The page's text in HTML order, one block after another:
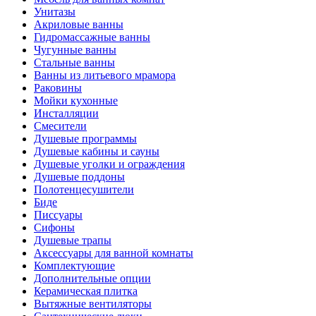
Унитазы
Акриловые ванны
Гидромассажные ванны
Чугунные ванны
Стальные ванны
Ванны из литьевого мрамора
Раковины
Мойки кухонные
Инсталляции
Смесители
Душевые программы
Душевые кабины и сауны
Душевые уголки и ограждения
Душевые поддоны
Полотенцесушители
Биде
Писсуары
Сифоны
Душевые трапы
Аксессуары для ванной комнаты
Комплектующие
Дополнительные опции
Керамическая плитка
Вытяжные вентиляторы